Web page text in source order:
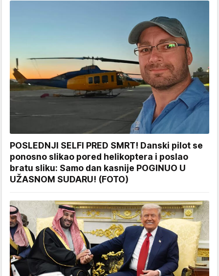
POSLEDNJI SELFI PRED SMRT! Danski pilot se
ponosno slikao pored helikoptera i poslao
bratu sliku: Samo dan kasnije POGINUO U
UŽASNOM SUDARU! (FOTO)